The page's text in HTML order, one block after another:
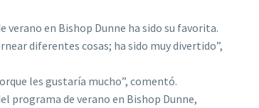
verano en Bishop Dunne ha sido su favorita.
diferentes cosas; ha sido muy divertido”,
les gustaría mucho”, comentó.
programa de verano en Bishop Dunne,